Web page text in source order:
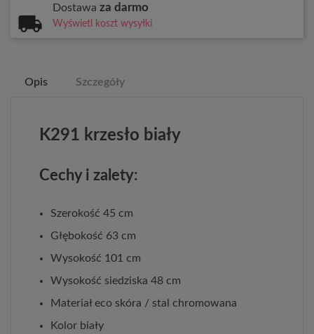
Dostawa za darmo
Wyświetl koszt wysyłki
Opis Szczegóły
K291 krzesło biały
Cechy i zalety:
Szerokość 45 cm
Głębokość 63 cm
Wysokość 101 cm
Wysokość siedziska 48 cm
Materiał eco skóra / stal chromowana
Kolor biały